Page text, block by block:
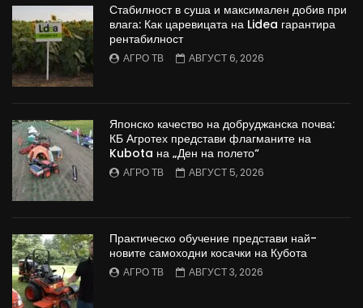
Стабилност в суша и максимален добив при
влага: Как царевицата на Lidea гарантира
рентабилност
АГРО ТВ АВГУСТ 6, 2026
Японско качество на добруджанска почва:
КБ Агротех представи флагманите на
Kubota на „Ден на полето“
АГРО ТВ АВГУСТ 5, 2026
Практическо обучение представи най-
новите самоходни косачки на Кубота
АГРО ТВ АВГУСТ 3, 2026